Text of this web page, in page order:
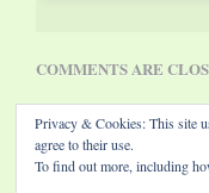
und Gender
werden. Der After
Work
ist für Menschen
Geschlechter,
Altersgruppen und
COMMENTS ARE
Privacy & Cookies: This site
agree to their use.
To find out more, including